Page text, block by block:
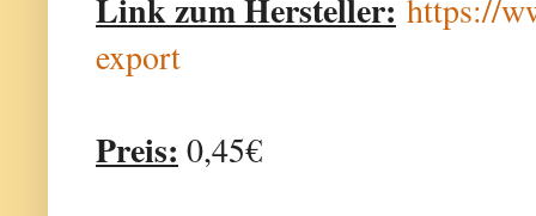
https://
export
Preis: 0,45€